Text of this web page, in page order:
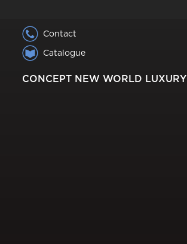
Contact
Catalogue
CONCEPT NEW WORLD LUXURY